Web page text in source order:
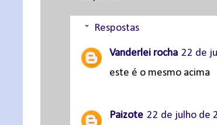
Respostas
Vanderlei rocha 22 de
este é o mesmo acima
Paizote 22 de julho de